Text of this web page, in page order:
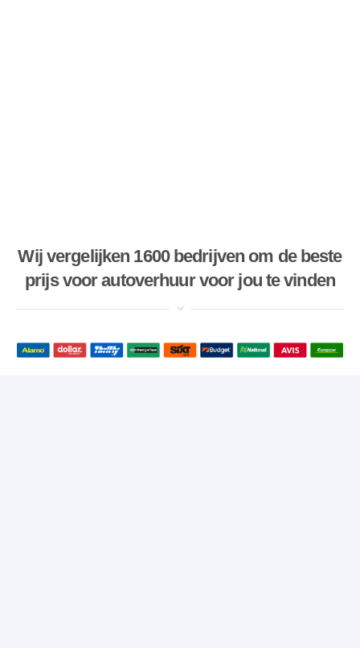
Wij vergelijken 1600 bedrijven om de beste
prijs voor autoverhuur voor jou te vinden